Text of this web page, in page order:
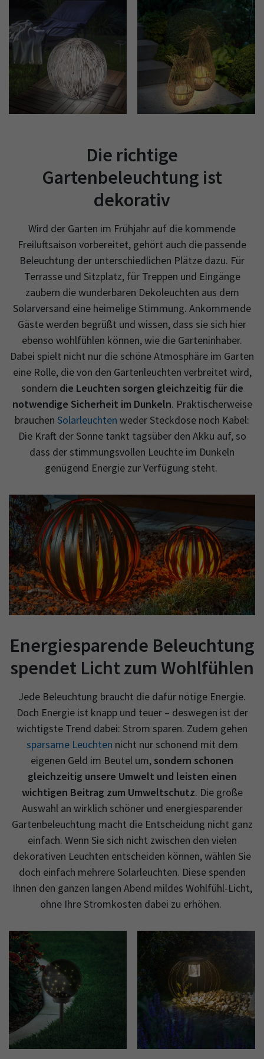
Die richtige
Gartenbeleuchtung ist
dekorativ
Wird der Garten im Frühjahr auf die kommende
Freiluftsaison vorbereitet, gehört auch die passende
Beleuchtung der unterschiedlichen Plätze dazu. Für
Terrasse und Sitzplatz, für Treppen und Eingänge
zaubern die wunderbaren Dekoleuchten aus dem
Solarversand eine heimelige Stimmung. Ankommende
Gäste werden begrüßt und wissen, dass sie sich hier
ebenso wohlfühlen können, wie die Garteninhaber.
Dabei spielt nicht nur die schöne Atmosphäre im Garten
eine Rolle, die von den Gartenleuchten verbreitet wird,
sondern die Leuchten sorgen gleichzeitig für die
notwendige Sicherheit im Dunkeln. Praktischerweise
brauchen Solarleuchten weder Steckdose noch Kabel:
Die Kraft der Sonne tankt tagsüber den Akku auf, so
dass der stimmungsvollen Leuchte im Dunkeln
genügend Energie zur Verfügung steht.
Energiesparende Beleuchtung
spendet Licht zum Wohlfühlen
Jede Beleuchtung braucht die dafür nötige Energie.
Doch Energie ist knapp und teuer – deswegen ist der
wichtigste Trend dabei: Strom sparen. Zudem gehen
sparsame Leuchten nicht nur schonend mit dem
eigenen Geld im Beutel um, sondern schonen
gleichzeitig unsere Umwelt und leisten einen
wichtigen Beitrag zum Umweltschutz. Die große
Auswahl an wirklich schöner und energiesparender
Gartenbeleuchtung macht die Entscheidung nicht ganz
einfach. Wenn Sie sich nicht zwischen den vielen
dekorativen Leuchten entscheiden können, wählen Sie
doch einfach mehrere Solarleuchten. Diese spenden
Ihnen den ganzen langen Abend mildes Wohlfühl-Licht,
ohne Ihre Stromkosten dabei zu erhöhen.